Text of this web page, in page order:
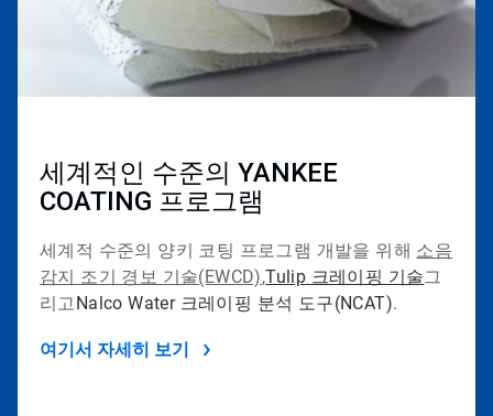
세계적인 수준의 YANKEE
COATING 프로그램
세계적 수준의 양키 코팅 프로그램 개발을 위해 소음
감지 조기 경보 기술(EWCD),Tulip 크레이핑 기술그
리고Nalco Water 크레이핑 분석 도구(NCAT).
여기서 자세히 보기